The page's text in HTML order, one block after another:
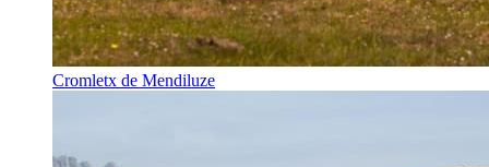
Cromletx de Mendiluze